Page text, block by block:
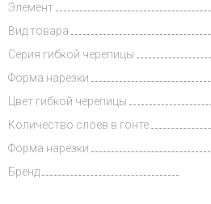
Видеообзоры
Доставка
Элемент
Вид товара
Серия гибкой черепицы
Форма нарезки
Цвет гибкой черепицы
Количество слоев в гонте
Форма нарезки
Бренд